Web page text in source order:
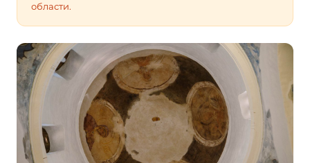
области.